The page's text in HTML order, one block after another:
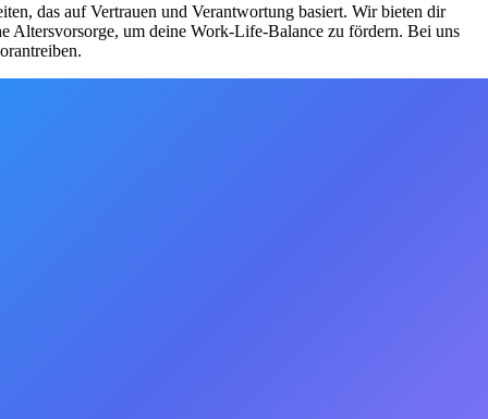
das auf Vertrauen und Verantwortung basiert. Wir bieten dir
Altersvorsorge, um deine Work-Life-Balance zu fördern. Bei uns